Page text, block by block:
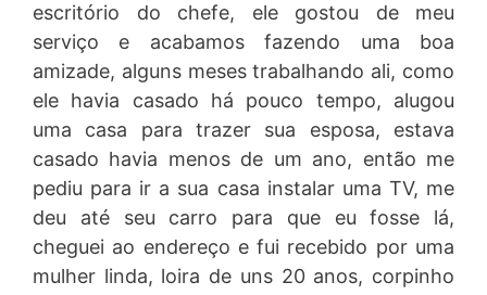
escritório do chefe, ele gostou de meu
serviço e acabamos fazendo uma boa
amizade, alguns meses trabalhando ali, como
ele havia casado há pouco tempo, alugou
uma casa para trazer sua esposa, estava
casado havia menos de um ano, então me
pediu para ir a sua casa instalar uma TV, me
deu até seu carro para que eu fosse lá,
cheguei ao endereço e fui recebido por uma
mulher linda, loira de uns 20 anos, corpinho